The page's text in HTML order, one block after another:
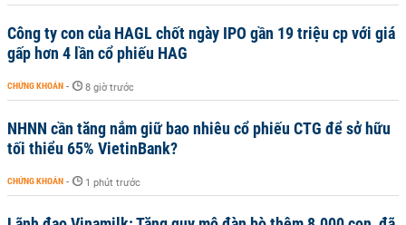
Công ty con của HAGL chốt ngày IPO gần 19 triệu cp với giá
gấp hơn 4 lần cổ phiếu HAG
CHỨNG KHOÁN - 8 giờ trước
NHNN cần tăng nắm giữ bao nhiêu cổ phiếu CTG để sở hữu
tối thiểu 65% VietinBank?
CHỨNG KHOÁN - 1 phút trước